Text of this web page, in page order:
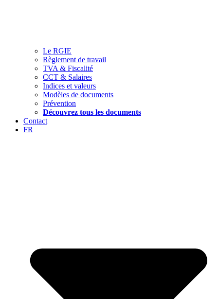
Le RGIE
Règlement de travail
TVA & Fiscalité
CCT & Salaires
Indices et valeurs
Modèles de documents
Prévention
Découvrez tous les documents
Contact
FR